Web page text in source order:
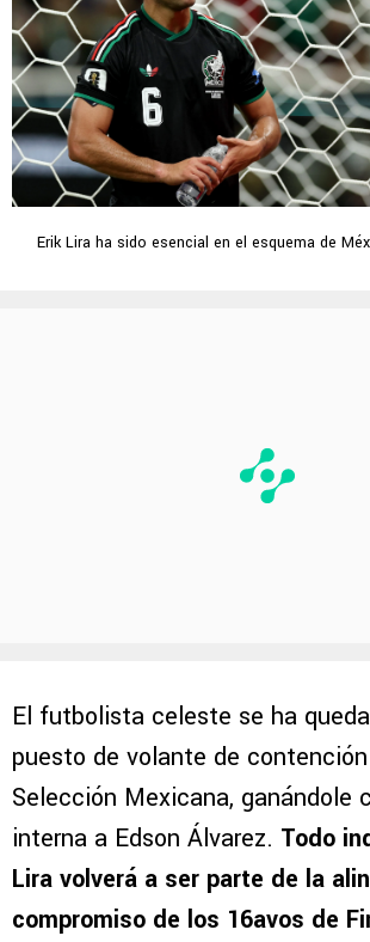
Erik Lira ha sido esencial en el esquema de
El futbolista celeste se ha
puesto de volante de
Selección Mexicana, ganándole
interna a Edson Álvarez. Todo
Lira volverá a ser parte de la
compromiso de los 16avos de